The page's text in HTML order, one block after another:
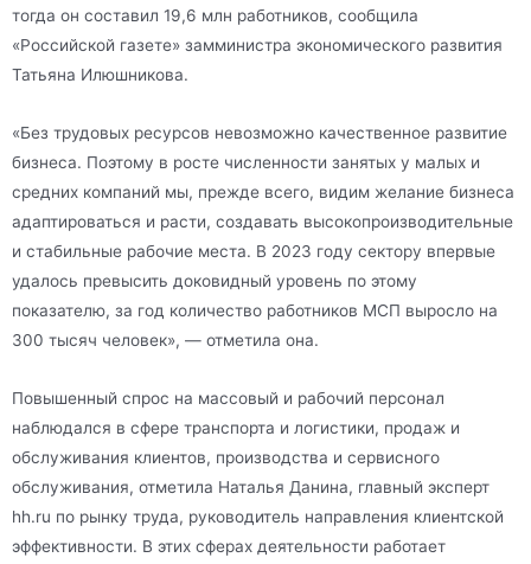
тогда он составил 19,6 млн работников, сообщила
«Российской газете» замминистра экономического развития
Татьяна Илюшникова.
«Без трудовых ресурсов невозможно качественное развитие
бизнеса. Поэтому в росте численности занятых у малых и
средних компаний мы, прежде всего, видим желание бизнеса
адаптироваться и расти, создавать высокопроизводительные
и стабильные рабочие места. В 2023 году сектору впервые
удалось превысить доковидный уровень по этому
показателю, за год количество работников МСП выросло на
300 тысяч человек», — отметила она.
Повышенный спрос на массовый и рабочий персонал
наблюдался в сфере транспорта и логистики, продаж и
обслуживания клиентов, производства и сервисного
обслуживания, отметила Наталья Данина, главный эксперт
hh.ru по рынку труда, руководитель направления клиентской
эффективности. В этих сферах деятельности работает